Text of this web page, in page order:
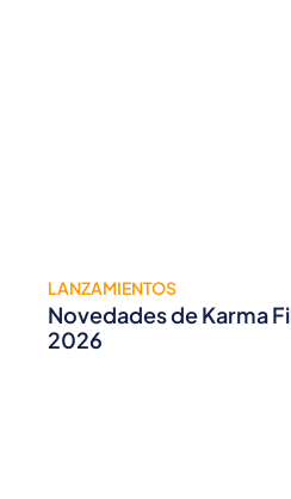
LANZAMIENTOS
Novedades de Karma
2026